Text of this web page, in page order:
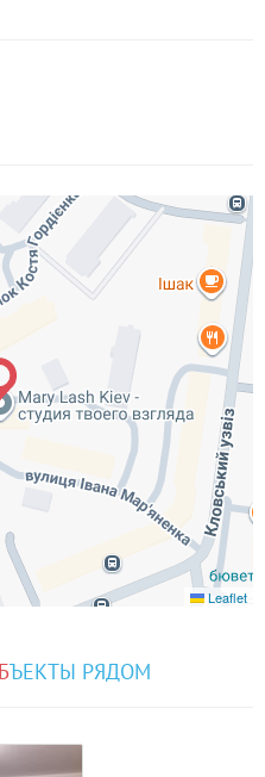
Leaflet
БЪЕКТЫ РЯДОМ